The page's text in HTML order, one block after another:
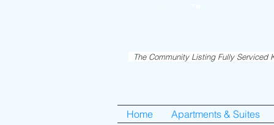
The Community Listing Fully Serviced
Home Apartments & Suites